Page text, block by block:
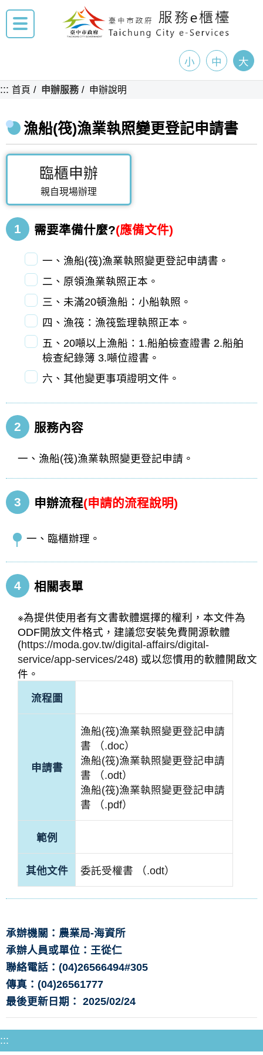
小 中 大
::: 首頁 申辦服務 申辦說明
漁船(筏)漁業執照變更登記申請書
臨櫃申辦
親自現場辦理
1 需要準備什麼?(應備文件)
一、漁船(筏)漁業執照變更登記申請書。
二、原領漁業執照正本。
三、未滿20頓漁船：小船執照。
四、漁筏：漁筏監理執照正本。
五、20噸以上漁船：1.船舶檢查證書 2.船舶
檢查紀錄簿 3.噸位證書。
六、其他變更事項證明文件。
2 服務內容
一、漁船(筏)漁業執照變更登記申請。
3 申辦流程(申請的流程說明)
一、臨櫃辦理。
4 相關表單
※為提供使用者有文書軟體選擇的權利，本文件為
ODF開放文件格式，建議您安裝免費開源軟體
(https://moda.gov.tw/digital-affairs/digital-
service/app-services/248) 或以您慣用的軟體開啟文
件。
流程圖
申請書
漁船(筏)漁業執照變更登記申請
書 （.doc）
漁船(筏)漁業執照變更登記申請
書 （.odt）
漁船(筏)漁業執照變更登記申請
書 （.pdf）
範例
其他文件 委託受權書 （.odt）
承辦機關：農業局-海資所
承辦人員或單位：王從仁
聯絡電話：(04)26566494#305
傳真：(04)26561777
最後更新日期： 2025/02/24
:::